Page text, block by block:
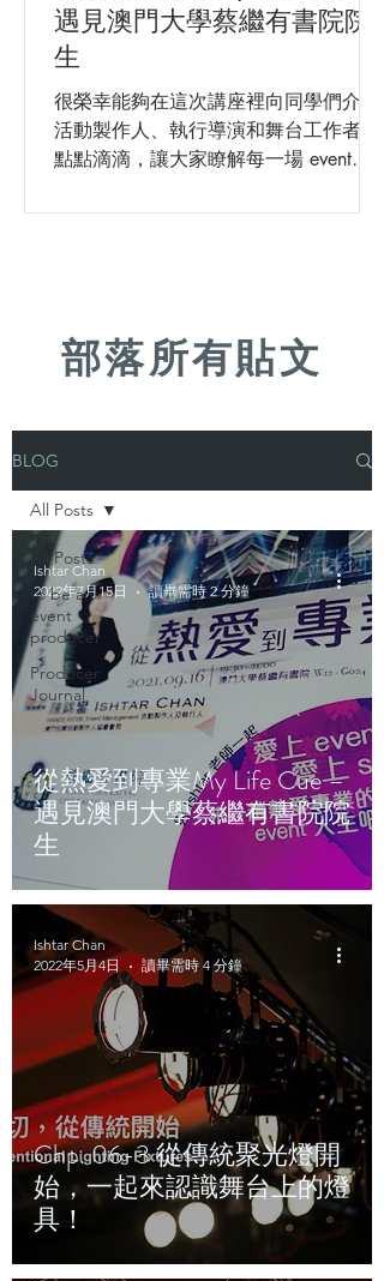
遇見澳門大學蔡繼有書院院
生
很榮幸能夠在這次講座裡向同學們介紹
活動製作人、執行導演和舞台工作者的
點點滴滴，讓大家瞭解每一場 event、
觸動你的神經，愛上 event、愛上 stage
部落所有貼文
BLOG
All Posts
to be an
event
producer
Producer
Journal
All Posts
從熱愛到專業My Life Cue –
遇見澳門大學蔡繼有書院院
生
Ishtar Chan
2022年7月15日
讀畢需時 2 分鐘
Chp. 06-3 從傳統聚光燈開
始，一起來認識舞台上的燈
具！
Ishtar Chan
2022年5月4日
讀畢需時 4 分鐘